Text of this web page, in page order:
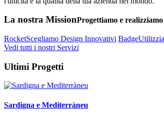
La nostra MissionProgettiamo e
RocketScegliamo Design Innovativi Badge
Vedi tutti i nostri Servizi
Ultimi Progetti
Sardigna e Mediterràneu